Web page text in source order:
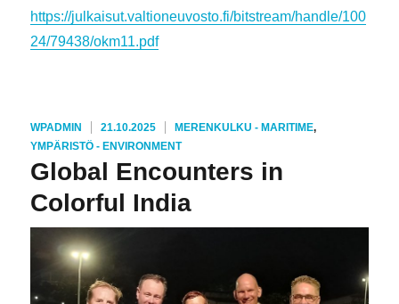
https://julkaisut.valtioneuvosto.fi/bitstream/handle/100
24/79438/okm11.pdf
KIRJOITTAJA
WPADMIN JULKAISTU
21.10.2025 KATEGORIAT
MERENKULKU - MARITIME,
YMPÄRISTÖ - ENVIRONMENT
Global Encounters in
Colorful India